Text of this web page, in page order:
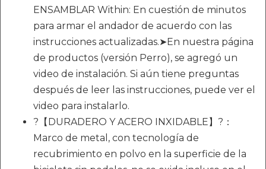
ENSAMBLAR Within: En cuestión de minutos
para armar el andador de acuerdo con las
instrucciones actualizadas.➤En nuestra página
de productos (versión Perro), se agregó un
video de instalación. Si aún tiene preguntas
después de leer las instrucciones, puede ver el
video para instalarlo.
?【DURADERO Y ACERO INXIDABLE】?：
Marco de metal, con tecnología de
recubrimiento en polvo en la superficie de la